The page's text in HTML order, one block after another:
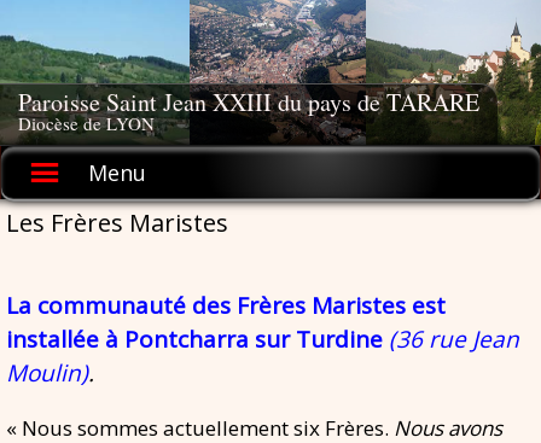
to
content
Paroisse Saint Jean XXIII du pays de TARARE
Diocèse de LYON
Menu
Les Frères Maristes
La communauté des Frères Maristes est
installée à Pontcharra sur Turdine (36 rue Jean
Moulin).
« Nous sommes actuellement six Frères. Nous avons